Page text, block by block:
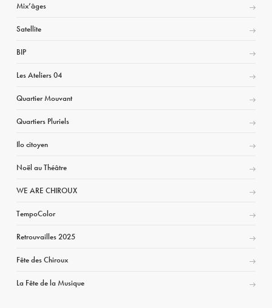
Mix’âges
Satellite
BIP
Les Ateliers 04
Quartier Mouvant
Quartiers Pluriels
Ilo citoyen
Noël au Théâtre
WE ARE CHIROUX
TempoColor
Retrouvailles 2025
Fête des Chiroux
La Fête de la Musique